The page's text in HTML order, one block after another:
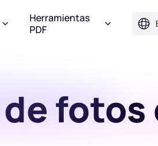
Herramientas
PDF
fotos